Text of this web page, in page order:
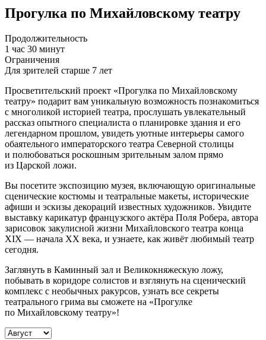
Прогулка по Михайловскому театру
Продолжительность
1 час 30 минут
Ограничения
Для зрителей старше 7 лет
Просветительский проект «Прогулка по Михайловскому
театру» подарит вам уникальную возможность познакомиться
с многоликой историей театра, прослушать увлекательный
рассказ опытного специалиста о планировке здания и его
легендарном прошлом, увидеть уютные интерьеры самого
обаятельного императорского театра Северной столицы
и полюбоваться роскошным зрительным залом прямо
из Царской ложи.
Вы посетите экспозицию музея, включающую оригинальные
сценические костюмы и театральные макеты, исторические
афиши и эскизы декораций известных художников. Увидите
выставку карикатур французского актёра Поля Робера, автора
зарисовок закулисной жизни Михайловского театра конца
XIX — начала XX века, и узнаете, как живёт любимый театр
сегодня.
Заглянуть в Каминный зал и Великокняжескую ложу,
побывать в коридоре солистов и взглянуть на сценический
комплекс с необычных ракурсов, узнать все секреты
театрального грима вы сможете на «Прогулке
по Михайловскому театру»!